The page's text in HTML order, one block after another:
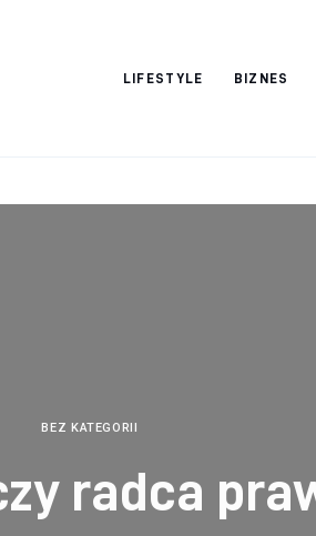
LIFESTYLE BIZNES
Dreams
BEZ KATEGORII
radca